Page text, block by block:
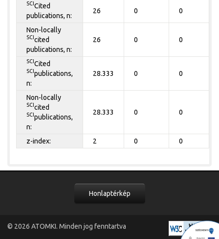
SCI Cited
publications, n:
26 0 0
Non-locally
SCI cited
publications, n:
26 0 0
SCI Cited
SCI publications,
n:
28.333 0 0
Non-locally
SCI cited
SCI publications,
n:
28.333 0 0
z-index: 2 0 0
Honlaptérkép
© 2026 ATOMKI. Minden jog fenntartva